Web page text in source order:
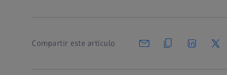
Compartir este artículo